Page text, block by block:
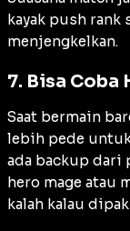
kayak push
menjengkelkan.
7. Bisa Coba
Saat bermain
lebih pede
ada backup dari
hero mage atau
kalah kalau